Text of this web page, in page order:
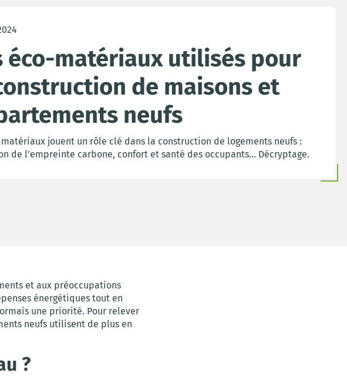
éco-matériaux utilisés pour
de maisons et
neufs
matériaux jouent un rôle clé dans la construction de logements neufs :
de l’empreinte carbone, confort et santé des occupants… Décryptage.
et aux préoccupations
énergétiques tout en
une priorité. Pour relever
neufs utilisent de plus en
?